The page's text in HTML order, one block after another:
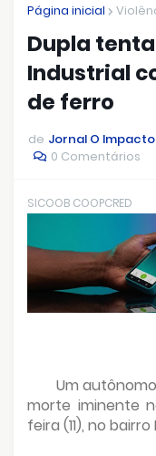
Página inicial
Dupla
Industrial
de ferro
de Jornal O Impacto
0 Comentários
SICOOB COOPCRED
Um
morte iminente
feira (11), no